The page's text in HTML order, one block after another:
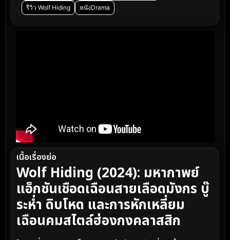
รีวิว Wolf Hiding
หนังDrama
เนื้อเรื่องย่อ
Wolf Hiding (2024): มหากาพย์
แอ็กชันเชือดเฉือนสายเลือดมังกร บู๊
ระห่ำ ดิบโหด และการหักเหลี่ยม
เฉือนคมสไตล์ฮ่องกงคลาสสิก